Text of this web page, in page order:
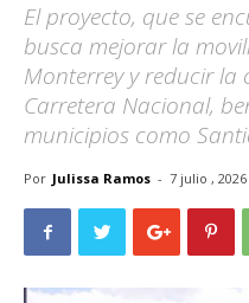
El proyecto, que se
busca mejorar la
Monterrey y reducir la
Carretera Nacional,
municipios como
Por Julissa Ramos - 7 julio ,